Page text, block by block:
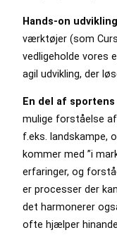
Hands-on
værktøjer (som
vedligeholde vores
agil udvikling, der
En del af
mulige forståelse
f.eks. landskampe,
kommer med ”i
erfaringer, og
er processer der
det harmonerer
ofte hjælper